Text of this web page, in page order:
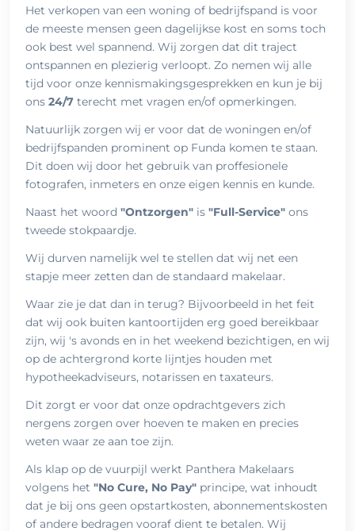
Het verkopen van een woning of bedrijfspand is voor
de meeste mensen geen dagelijkse kost en soms toch
ook best wel spannend. Wij zorgen dat dit traject
ontspannen en plezierig verloopt. Zo nemen wij alle
tijd voor onze kennismakingsgesprekken en kun je bij
ons 24/7 terecht met vragen en/of opmerkingen.
Natuurlijk zorgen wij er voor dat de woningen en/of
bedrijfspanden prominent op Funda komen te staan.
Dit doen wij door het gebruik van proffesionele
fotografen, inmeters en onze eigen kennis en kunde.
Naast het woord "Ontzorgen" is "Full-Service" ons
tweede stokpaardje.
Wij durven namelijk wel te stellen dat wij net een
stapje meer zetten dan de standaard makelaar.
Waar zie je dat dan in terug? Bijvoorbeeld in het feit
dat wij ook buiten kantoortijden erg goed bereikbaar
zijn, wij 's avonds en in het weekend bezichtigen, en wij
op de achtergrond korte lijntjes houden met
hypotheekadviseurs, notarissen en taxateurs.
Dit zorgt er voor dat onze opdrachtgevers zich
nergens zorgen over hoeven te maken en precies
weten waar ze aan toe zijn.
Als klap op de vuurpijl werkt Panthera Makelaars
volgens het "No Cure, No Pay" principe, wat inhoudt
dat je bij ons geen opstartkosten, abonnementskosten
of andere bedragen vooraf dient te betalen. Wij